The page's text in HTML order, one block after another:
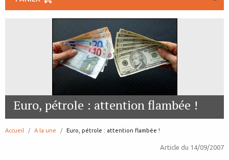
Euro, pétrole : attention flambée !
Accueil A la une page:
Euro, pétrole : attention flambée !
Article du 14/09/2007